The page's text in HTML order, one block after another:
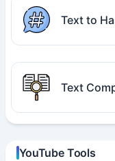
Text to
Text
YouTube Tools